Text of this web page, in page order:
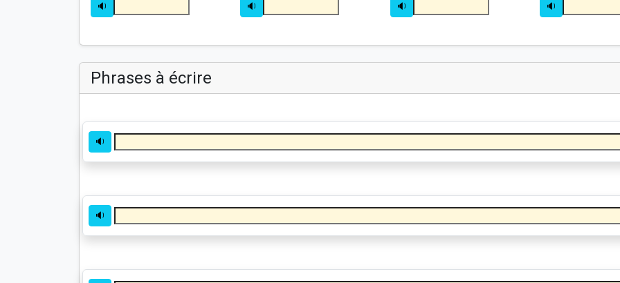
🔉 🔉 🔉 🔉
Phrases à écrire
🔉
🔉